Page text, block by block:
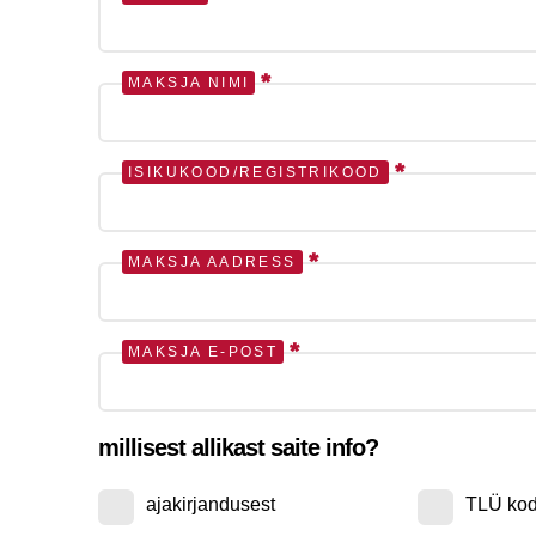
MAKSJA NIMI *
ISIKUKOOD/REGISTRIKOOD *
MAKSJA AADRESS *
MAKSJA E-POST *
millisest allikast saite info?
ajakirjandusest TLÜ